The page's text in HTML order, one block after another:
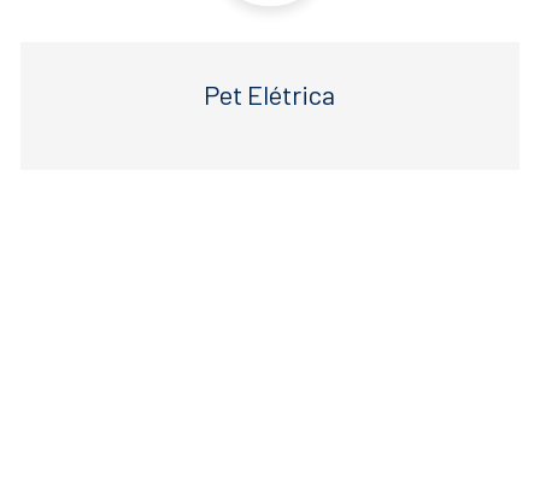
Pet Elétrica